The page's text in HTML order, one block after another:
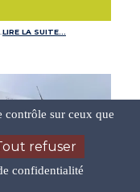
LIRE LA SUITE…
contrôle sur ceux que
refuser
confidentialité